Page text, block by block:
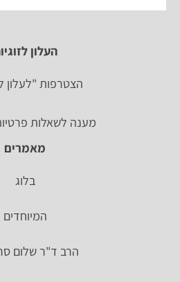
העלון
הצטרפות "לעלון
מענה לשאלות
מאמרים
בלוג
המיוחדים
הרב ד"ר שלום